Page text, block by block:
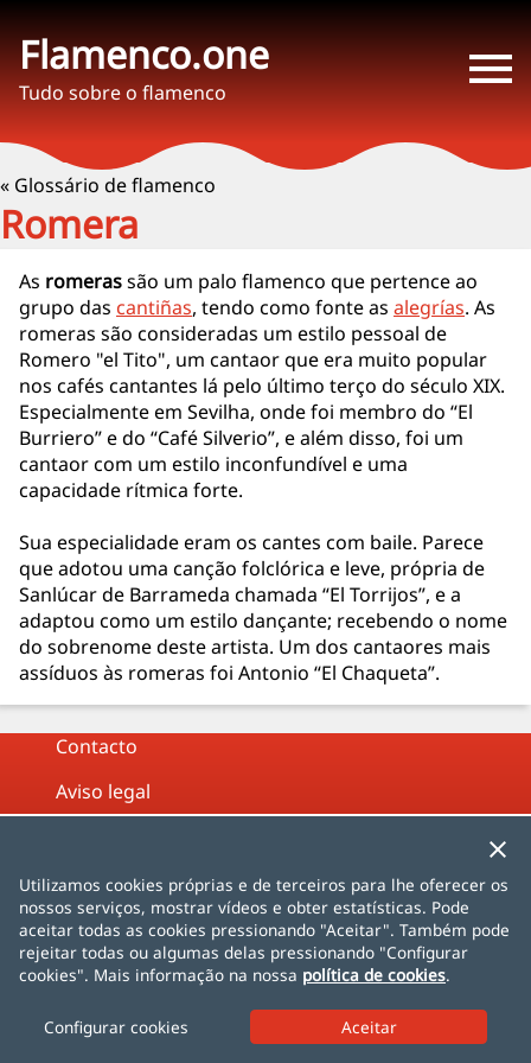
Flamenco.one
Tudo sobre o flamenco
« Glossário de flamenco
Romera
As romerassão um palo flamenco que pertence ao
grupo das cantiñas, tendo como fonte as alegrías. As
romeras são consideradas um estilo pessoal de
Romero "el Tito", um cantaor que era muito popular
nos cafés cantantes lá pelo último terço do século XIX.
Especialmente em Sevilha, onde foi membro do “El
Burriero” e do “Café Silverio”, e além disso, foi um
cantaor com um estilo inconfundível e uma
capacidade rítmica forte.
Sua especialidade eram os cantes com baile. Parece
que adotou uma canção folclórica e leve, própria de
Sanlúcar de Barrameda chamada “El Torrijos”, e a
adaptou como um estilo dançante; recebendo o nome
do sobrenome deste artista. Um dos cantaores mais
assíduos às romeras foi Antonio “El Chaqueta”.
Contacto
Aviso legal
Política de cookies
Mapa do site
ItalianoPortuguêsčeštinadanskNederlands
norskpolskiromână 日本語한국어
AlhambraDeGranada.org InSpain.org
Utilizamos cookies próprias e de terceiros para lhe oferecer os
nossos serviços, mostrar vídeos e obter estatísticas. Pode
aceitar todas as cookies pressionando "Aceitar". Também pode
rejeitar todas ou algumas delas pressionando "Configurar
cookies". Mais informação na nossa política de cookies.
Configurar cookies